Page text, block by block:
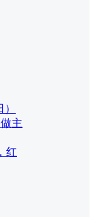
主
红